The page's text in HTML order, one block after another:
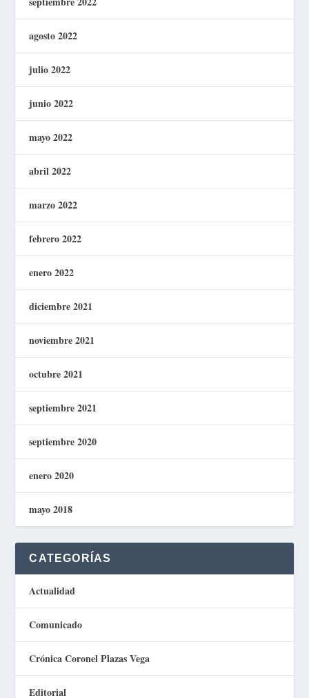
agosto 2022
julio 2022
junio 2022
mayo 2022
abril 2022
marzo 2022
febrero 2022
enero 2022
diciembre 2021
noviembre 2021
octubre 2021
septiembre 2021
septiembre 2020
enero 2020
mayo 2018
CATEGORÍAS
Actualidad
Comunicado
Crónica Coronel Plazas Vega
Editorial